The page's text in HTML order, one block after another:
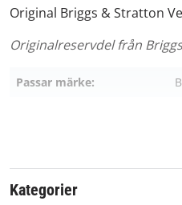
Original Briggs & Stratton
Originalreservdel från
Passar märke:
Kategorier